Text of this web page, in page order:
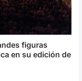
figuras
en su edición de